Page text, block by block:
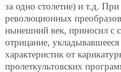
за одно столетие) и т.д.
революционных
нынешний век, приносил с
отрицание,
характеристик от
пролеткультовских